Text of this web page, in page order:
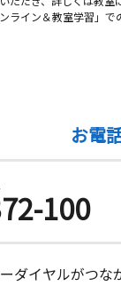
イン＆教室学習」で
お電
100
ダイヤルがつな